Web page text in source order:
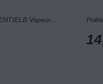
Cuiseur vapeur ESSENTIELB Vapeur Inox diam 24 cm 3 paniers
14,99€